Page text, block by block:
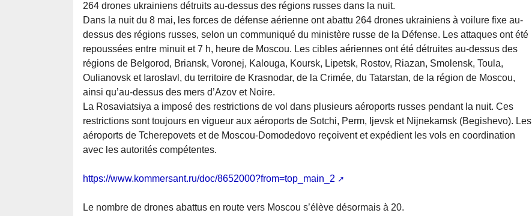
264 drones ukrainiens détruits au-dessus des régions russes dans la nuit.
Dans la nuit du 8 mai, les forces de défense aérienne ont abattu 264 drones ukrainiens à voilure fixe au-
dessus des régions russes, selon un communiqué du ministère russe de la Défense. Les attaques ont été
repoussées entre minuit et 7 h, heure de Moscou. Les cibles aériennes ont été détruites au-dessus des
régions de Belgorod, Briansk, Voronej, Kalouga, Koursk, Lipetsk, Rostov, Riazan, Smolensk, Toula,
Oulianovsk et Iaroslavl, du territoire de Krasnodar, de la Crimée, du Tatarstan, de la région de Moscou,
ainsi qu’au-dessus des mers d’Azov et Noire.
La Rosaviatsiya a imposé des restrictions de vol dans plusieurs aéroports russes pendant la nuit. Ces
restrictions sont toujours en vigueur aux aéroports de Sotchi, Perm, Ijevsk et Nijnekamsk (Begishevo). Les
aéroports de Tcherepovets et de Moscou-Domodedovo reçoivent et expédient les vols en coordination
avec les autorités compétentes.
https://www.kommersant.ru/doc/8652000?from=top_main_2
Le nombre de drones abattus en route vers Moscou s’élève désormais à 20.